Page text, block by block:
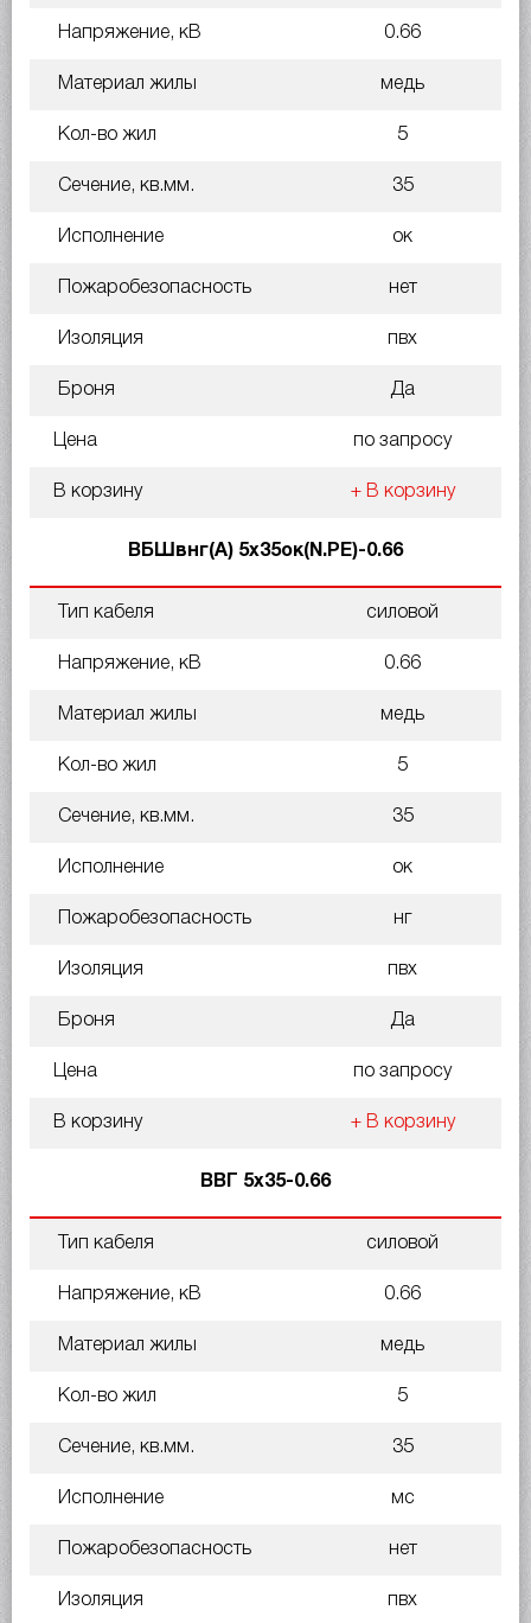
Напряжение, кВ 0.66
Материал жилы медь
Кол-во жил 5
Сечение, кв.мм. 35
Исполнение ок
Пожаробезопасность нет
Изоляция пвх
Броня Да
Цена по запросу
В корзину + В корзину
ВБШвнг(А) 5х35ок(N.PE)-0.66
Тип кабеля силовой
Напряжение, кВ 0.66
Материал жилы медь
Кол-во жил 5
Сечение, кв.мм. 35
Исполнение ок
Пожаробезопасность нг
Изоляция пвх
Броня Да
Цена по запросу
В корзину + В корзину
ВВГ 5х35-0.66
Тип кабеля силовой
Напряжение, кВ 0.66
Материал жилы медь
Кол-во жил 5
Сечение, кв.мм. 35
Исполнение мс
Пожаробезопасность нет
Изоляция пвх